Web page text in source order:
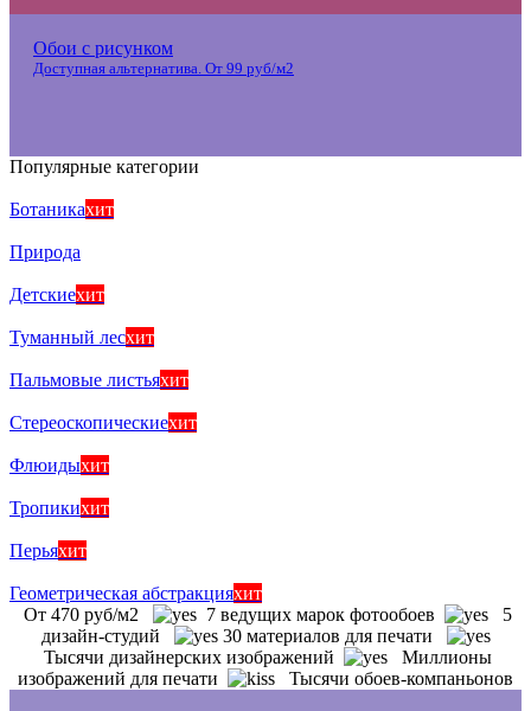
Обои с рисунком
Доступная альтернатива. От 99 руб/м2
Популярные категории
Ботаникахит
Природа
Детскиехит
Туманный лесхит
Пальмовые листьяхит
Стереоскопическиехит
Флюидыхит
Тропикихит
Перьяхит
Геометрическая абстракцияхит
От 470 руб/м2
7 ведущих марок фотообоев
5
дизайн-студий
30 материалов для печати
Тысячи дизайнерских изображений
Миллионы
изображений для печати
Тысячи обоев-компаньонов